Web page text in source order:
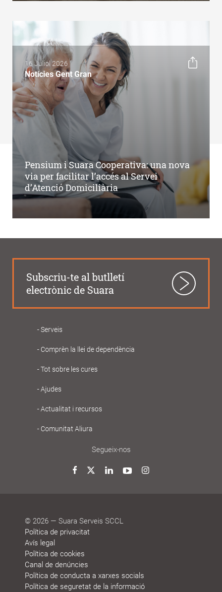
16 Juliol 2026
Notícies Gent Gran
Pensium i Suara Cooperativa: una nova
via per facilitar l’accés al Servei
d’Atenció Domiciliària
Subscriu-te al butlletí
electrònic de Suara
Navegació
principal
Gent
Gran
Serveis
Comprèn la llei de dependència
Tot sobre les cures
Ajudes
Actualitat i recursos
Comunitat Aliura
Segueix-nos
Facebook
TwitterLinkedInYouTubeInstagram
© 2026 — Suara Serveis SCCL
Política de privacitat
Avís legal
Política de cookies
Canal de denúncies
Política de conducta a xarxes socials
Política de seguretat de la informació